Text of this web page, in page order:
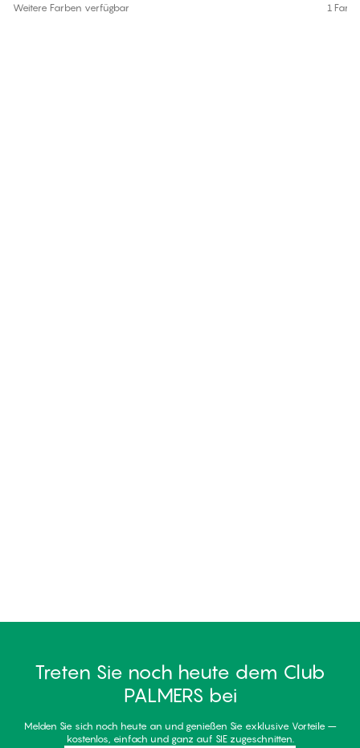
Weitere Farben verfügbar 1
Treten Sie noch heute dem Club
PALMERS bei
Melden Sie sich noch heute an und genießen Sie exklusive Vorteile –
kostenlos, einfach und ganz auf SIE zugeschnitten.